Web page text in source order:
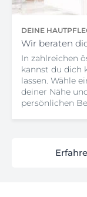
DEINE
Wir beraten
In zahlreichen
kannst du dich
lassen. Wähle
deiner Nähe
persönlichen